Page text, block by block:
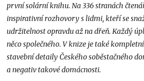
první solární knihu. Na 336 stranách
inspirativní rozhovory s lidmi, kteří se
udržitelnost opravdu až na dřeň. Každý
něco společného. V knize je také
stavební detaily Českého soběstačného
a negativ takové domácnosti.